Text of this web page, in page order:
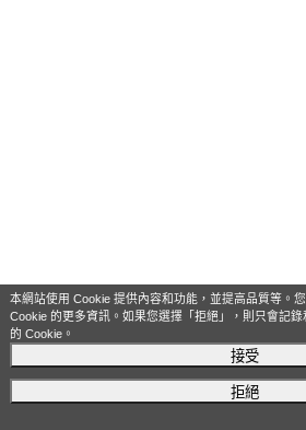
本網站使用 Cookie 提供內容和功能，並提高品質等。
Cookie 的更多資訊。如果您選擇「拒絕」，則只會記
的 Cookie。
接受
拒絕